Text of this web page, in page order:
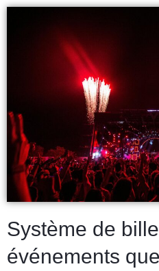
Système de
événements